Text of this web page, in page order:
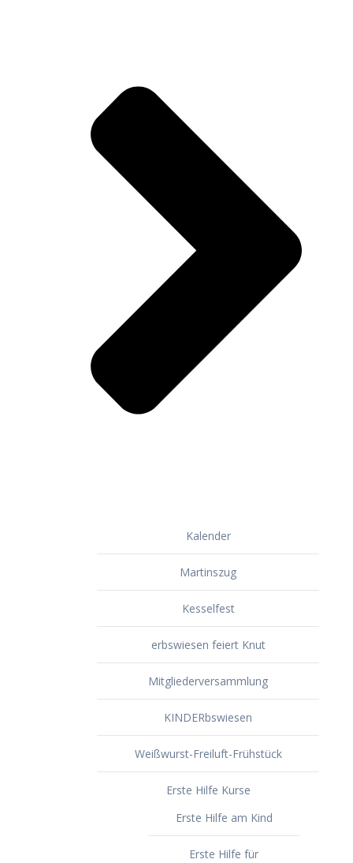
Kalender
Martinszug
Kesselfest
erbswiesen feiert Knut
Mitgliederversammlung
KINDERbswiesen
Weißwurst-Freiluft-Frühstück
Erste Hilfe Kurse
Erste Hilfe am Kind
Erste Hilfe für